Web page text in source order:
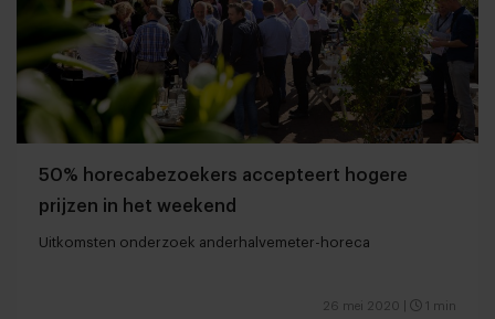
50% horecabezoekers accepteert hogere
prijzen in het weekend
Uitkomsten onderzoek anderhalvemeter-horeca
26 mei 2020 1 min